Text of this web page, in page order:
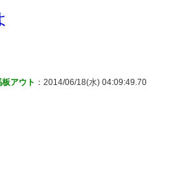
アウト ：2014/06/18(水) 04:09:49.70